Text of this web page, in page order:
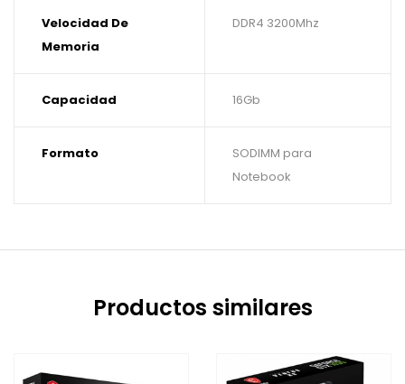
Velocidad De
Memoria
DDR4 3200Mhz
Capacidad 16Gb
Formato
SODIMM para
Notebook
Productos similares